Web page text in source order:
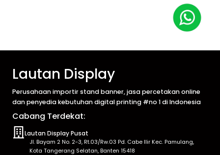
Lautan Display
Perusahaan importir stand banner, jasa percetakan online
dan penyedia kebutuhan digital printing #no 1 di Indonesia
Cabang Terdekat:
Lautan Display Pusat
Jl. Bayam 2 No. 2-3, Rt.03/Rw.03 Pd. Cabe Ilir Kec. Pamulang,
Kota Tangerang Selatan, Banten 15418